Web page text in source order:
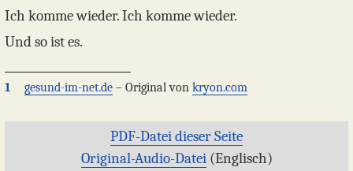
Ich komme wieder. Ich komme wieder.
Und so ist es.
1 gesund-im-net.de – Original von kryon.com
PDF-Datei dieser Seite
Original-Audio-Datei(Englisch)